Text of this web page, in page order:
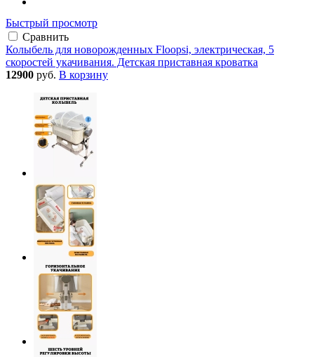
Быстрый просмотр
Сравнить
Колыбель для новорожденных Floopsi, электрическая, 5
скоростей укачивания. Детская приставная кроватка
12900 руб. В корзину